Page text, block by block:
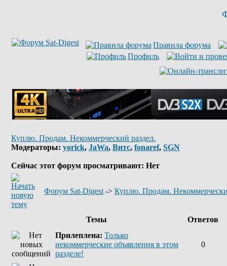
Правила форума
Профиль
Куплю. Продам. Некоммерческий раздел.
Модераторы: yorick, JaWa, Витс, fonaref, SGN
Сейчас этот форум просматривают: Нет
Форум Sat-Digest -> Куплю. Продам.
Темы
Ответов
Прилеплена: Только
некоммерческие объявления в этом
разделе!
0